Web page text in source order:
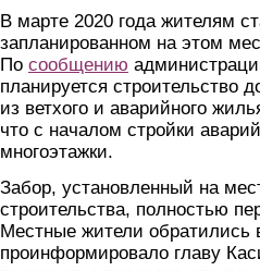
В марте 2020 года жителям
запланированном на этом
По сообщению
планируется строительство
из ветхого и аварийного
что с началом стройки
многоэтажки.
Забор, установленный на
строительства, полностью
Местные жители обратились
проинформировало главу